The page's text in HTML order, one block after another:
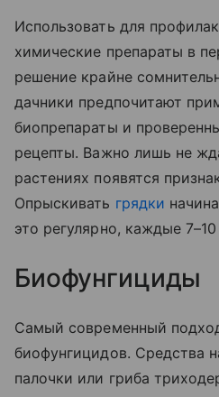
Использовать для
химические препараты в
решение крайне
дачники предпочитают
биопрепараты и
рецепты. Важно лишь не
растениях появятся
Опрыскивать грядки
это регулярно, каждые
Биофунгициды
Самый современный
биофунгицидов. Средства
палочки или гриба